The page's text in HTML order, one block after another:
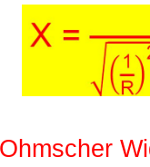
Ohmscher